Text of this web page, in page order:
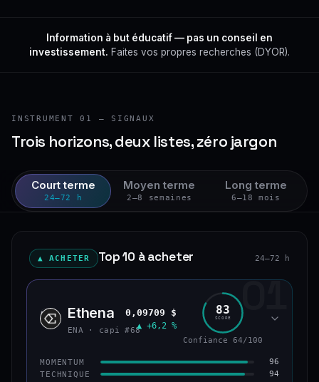
Information à but éducatif — pas un conseil en
investissement. Faites vos propres recherches (DYOR).
INSTRUMENT 01 — SIGNAUX
Trois horizons, deux listes, zéro jargon
Court terme
24–72 h
Moyen terme
2–8 semaines
Long terme
6–18 mois
▲ ACHETER Top 10 à acheter 24–72 h
01
ENA Ethena
ENA · capi #68
0,09709 $
▲ +6,2 %
83
SCORE
Confiance 64/100
MOMENTUM 96
TECHNIQUE 94